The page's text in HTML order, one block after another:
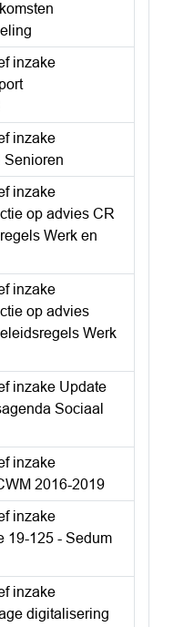
inzake
inzake
Senioren
inzake
op advies CR
Werk en
inzake
op advies
Werk
inzake Update
Sociaal
inzake
2016-2019
inzake
19-125 - Sedum
inzake
digitalisering